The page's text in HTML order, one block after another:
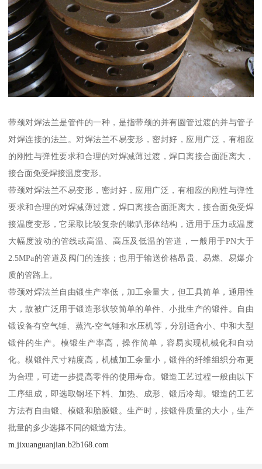
带颈对焊法兰是管件的一种，是指带颈的并有圆管过渡的并与管子
对焊连接的法兰。对焊法兰不易变形，密封好，应用广泛，有相应
的刚性与弹性要求和合理的对焊减薄过渡，焊口离接合面距离大，
接合面免受焊接温度变形。
带颈对焊法兰不易变形，密封好，应用广泛，有相应的刚性与弹性
要求和合理的对焊减薄过渡，焊口离接合面距离大，接合面免受焊
接温度变形，它采取比较复杂的嗽叭形体结构，适用于压力或温度
大幅度波动的管线或高温、高压及低温的管道，一般用于PN大于
2.5MPa的管道及阀门的连接；也用于输送价格昂贵、易燃、易爆介
质的管路上。
带颈对焊法兰自由锻生产率低，加工余量大，但工具简单，通用性
大，故被广泛用于锻造形状较简单的单件、小批生产的锻件。自由
锻设备有空气锤、蒸汽-空气锤和水压机等，分别适合小、中和大型
锻件的生产。模锻生产率高，操作简单，容易实现机械化和自动
化。模锻件尺寸精度高，机械加工余量小，锻件的纤维组织分布更
为合理，可进一步提高零件的使用寿命。锻造工艺过程一般由以下
工序组成，即选取钢坯下料、加热、成形、锻后冷却。锻造的工艺
方法有自由锻、模锻和胎膜锻。生产时，按锻件质量的大小，生产
批量的多少选择不同的锻造方法。
m.jixuanguanjian.b2b168.com